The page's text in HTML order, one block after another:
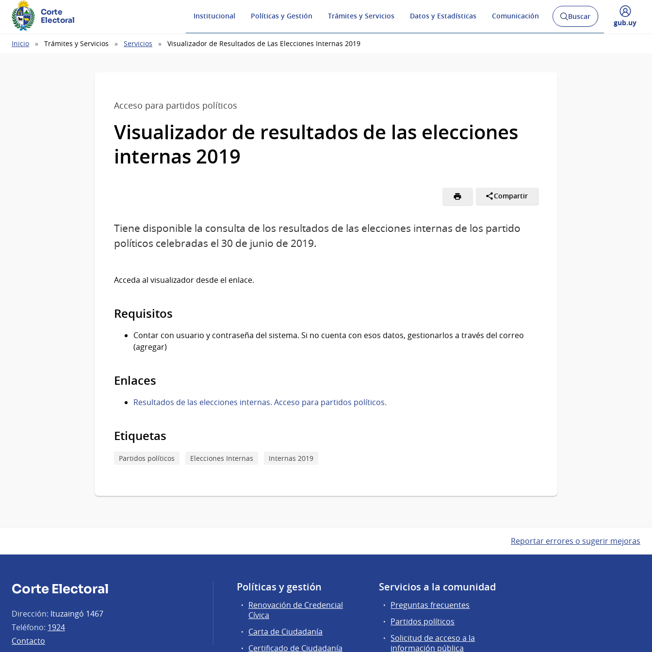
Corte
Electoral
Institucional Políticas y Gestión Trámites y Servicios Datos y Estadísticas Comunicación
Abrir
buscador
Buscar
Desplegar
gub.uy
Ruta
Inicio Trámites y Servicios Servicios Visualizador de Resultados de Las Elecciones Internas 2019
Acceso para partidos políticos
Visualizador de resultados de las elecciones
internas 2019
Compartir
Tiene disponible la consulta de los resultados de las elecciones internas de los partido
políticos celebradas el 30 de junio de 2019.
Acceda al visualizador desde el enlace.
Requisitos
Contar con usuario y contraseña del sistema. Si no cuenta con esos datos, gestionarlos a través del correo
(agregar)
Enlaces
Resultados de las elecciones internas. Acceso para partidos políticos.
Etiquetas
Partidos políticos Elecciones Internas Internas 2019
Reportar errores o sugerir mejoras
Corte Electoral
Dirección: Ituzaingó 1467
Teléfono: 1924
Contacto
Políticas y gestión
Renovación de Credencial
Cívica
Carta de Ciudadanía
Certificado de Ciudadanía
Servicios a la comunidad
Preguntas frecuentes
Partidos políticos
Solicitud de acceso a la
información pública